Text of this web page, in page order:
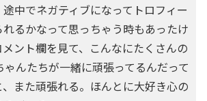
途中でネガティブになってトロフィー
れるかなって思っちゃう時もあったけ
メント欄を見て、こんなにたくさんの
ゃんたちが一緒に頑張ってるんだって
、また頑張れる。ほんとに大好き心の